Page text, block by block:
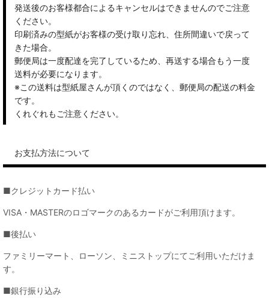
発送後のお客様都合によるキャンセルはできませんのでご注意
ください。
印刷済みの型紙がお客様の受け取り忘れ、住所間違いで戻って
きた場合。
郵便局は一度配達を完了しているため、再送する場合もう一度
送料が必要になります。
※この送料は型紙屋さんが頂くのではなく、郵便局の配送の料金
です。
くれぐれもご注意ください。
お支払方法について
■クレジットカード払い
VISA・MASTERのロゴマークのあるカードがご利用頂けます。
■後払い
ファミリーマート、ローソン、ミニストップにてご利用いただけま
す。
■銀行振り込み